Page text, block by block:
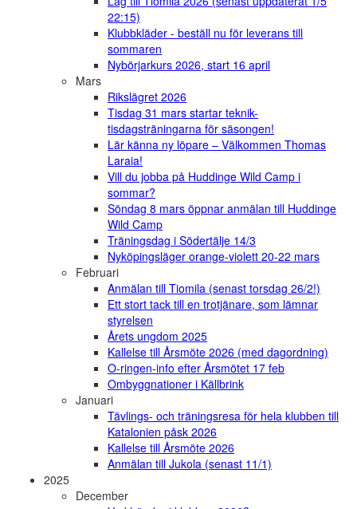
22:15)
Klubbkläder - beställ nu för leverans till
sommaren
Nybörjarkurs 2026, start 16 april
Mars
Rikslägret 2026
Tisdag 31 mars startar teknik-
tisdagsträningarna för säsongen!
Lär känna ny löpare – Välkommen Thomas
Laraia!
Vill du jobba på Huddinge Wild Camp i
sommar?
Söndag 8 mars öppnar anmälan till Huddinge
Wild Camp
Träningsdag i Södertälje 14/3
Nyköpingsläger orange-violett 20-22 mars
Februari
Anmälan till Tiomila (senast torsdag 26/2!)
Ett stort tack till en trotjänare, som lämnar
styrelsen
Årets ungdom 2025
Kallelse till Årsmöte 2026 (med dagordning)
O-ringen-info efter Årsmötet 17 feb
Ombyggnationer i Källbrink
Januari
Tävlings- och träningsresa för hela klubben till
Katalonien påsk 2026
Kallelse till Årsmöte 2026
Anmälan till Jukola (senast 11/1)
2025
December